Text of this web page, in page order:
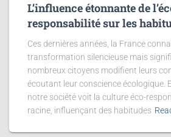
L’influence étonnante de
responsabilité sur les
Ces dernières années, la France
transformation silencieuse mais
nombreux citoyens modifient leurs
écoutant leur conscience écologique.
notre société voit la culture éco-
racine, influençant des habitudes